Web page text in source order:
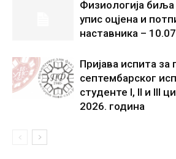
Физиологија
упис оцјена и
наставника –
Пријава испита
септембарског
студенте I, II и III
2026. година